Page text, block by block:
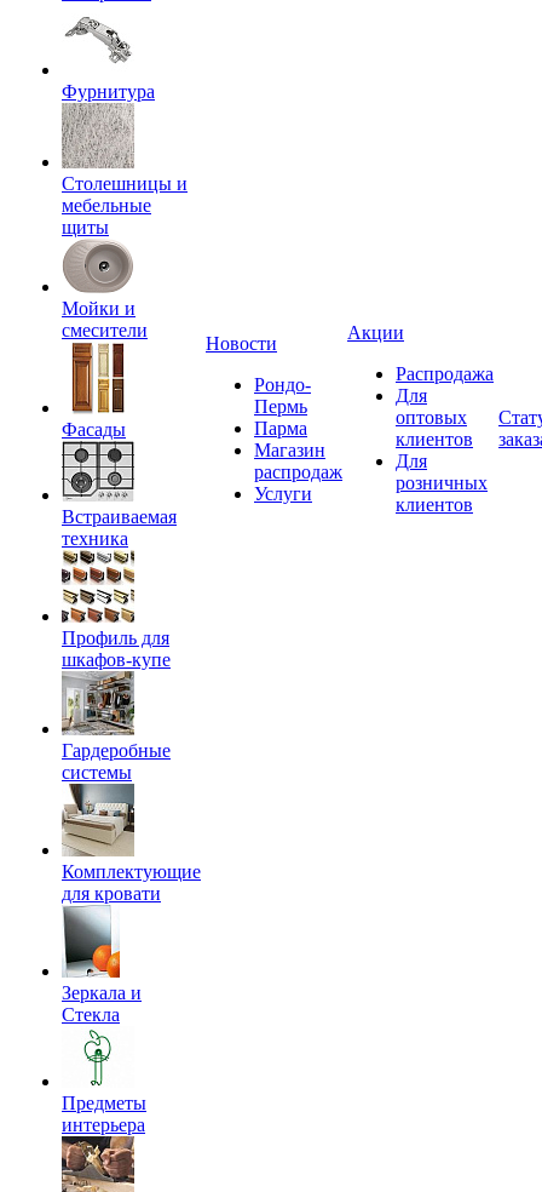
Фурнитура
Столешницы и
мебельные
щиты
Мойки и
смесители
Фасады
Встраиваемая
техника
Профиль для
шкафов-купе
Гардеробные
системы
Комплектующие
для кровати
Зеркала и
Стекла
Предметы
интерьера
Новости
Рондо-
Пермь
Парма
Магазин
распродаж
Услуги
Акции
Распродажа
Для
оптовых
клиентов
Для
розничных
клиентов